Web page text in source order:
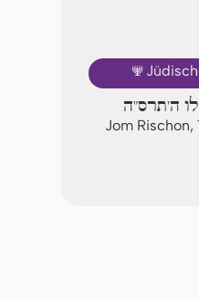
🕎
ה'תרס"ה
Jom